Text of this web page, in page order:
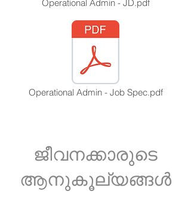
Operational Admin - JD.pdf
Operational Admin - Job Spec.pdf
ജീവനക്കാരുടെ
ആനുകൂല്യങ്ങൾ